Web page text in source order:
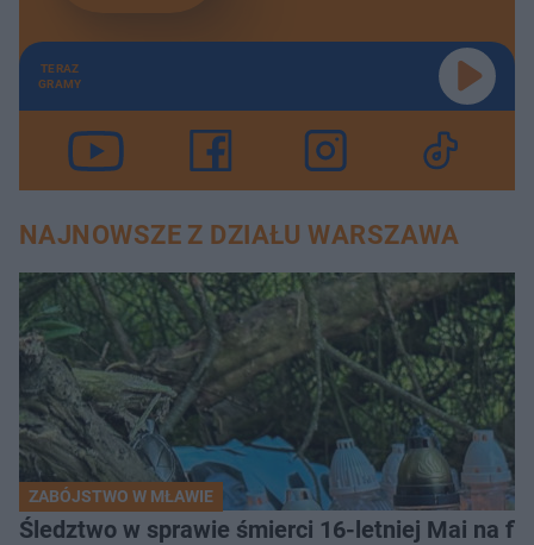
TERAZ
GRAMY
NAJNOWSZE Z DZIAŁU WARSZAWA
ZABÓJSTWO W MŁAWIE
Śledztwo w sprawie śmierci 16-letniej Mai na